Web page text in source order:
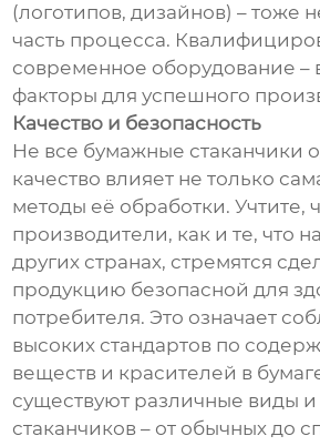
(логотипов, дизайнов) – тоже
часть процесса.
современное оборудование –
факторы для успешного
Качество и безопасность
Не все бумажные стаканчики
качество влияет не только
методы её обработки. Учтите,
производители, как и те, что
других странах, стремятся
продукцию безопасной для
потребителя. Это означает
высоких стандартов по
веществ и красителей в
существуют различные виды
стаканчиков – от обычных до